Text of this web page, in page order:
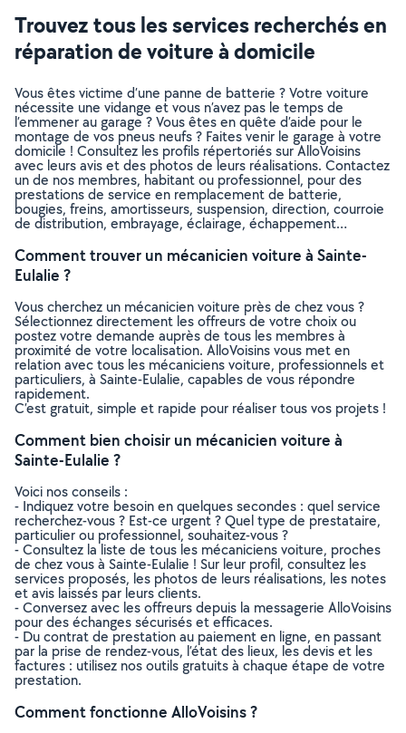
Trouvez tous les services recherchés en
réparation de voiture à domicile
Vous êtes victime d’une panne de batterie ? Votre voiture
nécessite une vidange et vous n’avez pas le temps de
l’emmener au garage ? Vous êtes en quête d’aide pour le
montage de vos pneus neufs ? Faites venir le garage à votre
domicile ! Consultez les profils répertoriés sur AlloVoisins
avec leurs avis et des photos de leurs réalisations. Contactez
un de nos membres, habitant ou professionnel, pour des
prestations de service en remplacement de batterie,
bougies, freins, amortisseurs, suspension, direction, courroie
de distribution, embrayage, éclairage, échappement…
Comment trouver un mécanicien voiture à Sainte-
Eulalie ?
Vous cherchez un mécanicien voiture près de chez vous ?
Sélectionnez directement les offreurs de votre choix ou
postez votre demande auprès de tous les membres à
proximité de votre localisation. AlloVoisins vous met en
relation avec tous les mécaniciens voiture, professionnels et
particuliers, à Sainte-Eulalie, capables de vous répondre
rapidement.
C’est gratuit, simple et rapide pour réaliser tous vos projets !
Comment bien choisir un mécanicien voiture à
Sainte-Eulalie ?
Voici nos conseils :
- Indiquez votre besoin en quelques secondes : quel service
recherchez-vous ? Est-ce urgent ? Quel type de prestataire,
particulier ou professionnel, souhaitez-vous ?
- Consultez la liste de tous les mécaniciens voiture, proches
de chez vous à Sainte-Eulalie ! Sur leur profil, consultez les
services proposés, les photos de leurs réalisations, les notes
et avis laissés par leurs clients.
- Conversez avec les offreurs depuis la messagerie AlloVoisins
pour des échanges sécurisés et efficaces.
- Du contrat de prestation au paiement en ligne, en passant
par la prise de rendez-vous, l’état des lieux, les devis et les
factures : utilisez nos outils gratuits à chaque étape de votre
prestation.
Comment fonctionne AlloVoisins ?